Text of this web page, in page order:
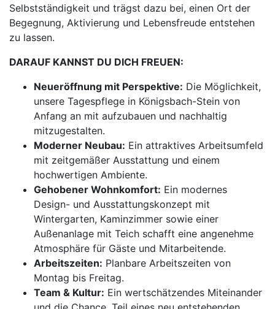
Selbstständigkeit und trägst dazu bei, einen Ort der
Begegnung, Aktivierung und Lebensfreude entstehen
zu lassen.
DARAUF KANNST DU DICH FREUEN:
Neueröffnung mit Perspektive: Die Möglichkeit,
unsere Tagespflege in Königsbach-Stein von
Anfang an mit aufzubauen und nachhaltig
mitzugestalten.
Moderner Neubau: Ein attraktives Arbeitsumfeld
mit zeitgemäßer Ausstattung und einem
hochwertigen Ambiente.
Gehobener Wohnkomfort: Ein modernes
Design- und Ausstattungskonzept mit
Wintergarten, Kaminzimmer sowie einer
Außenanlage mit Teich schafft eine angenehme
Atmosphäre für Gäste und Mitarbeitende.
Arbeitszeiten: Planbare Arbeitszeiten von
Montag bis Freitag.
Team & Kultur: Ein wertschätzendes Miteinander